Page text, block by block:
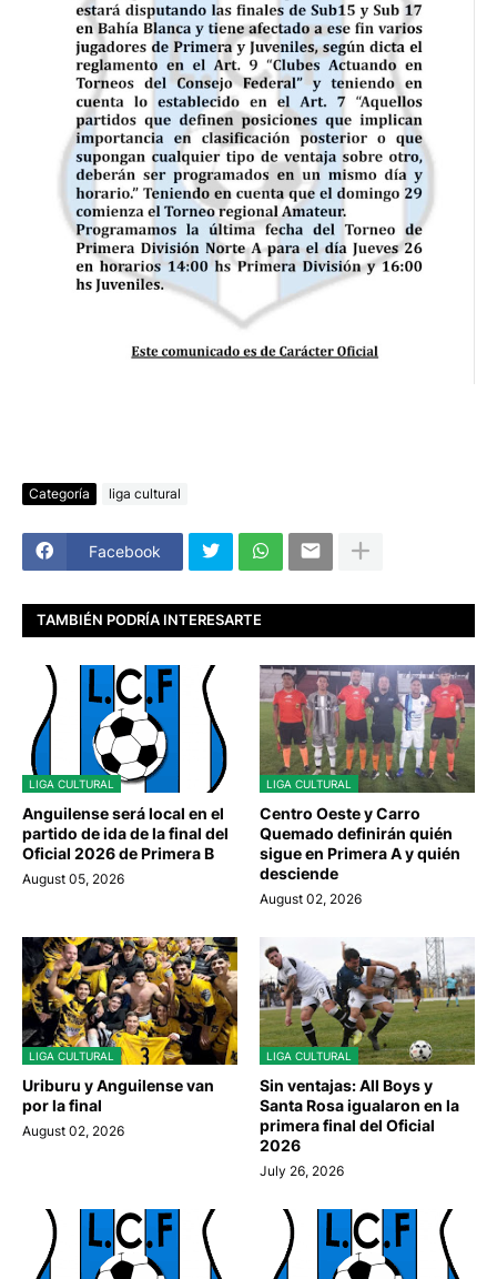
Categoría liga cultural
Facebook
TAMBIÉN PODRÍA INTERESARTE
LIGA CULTURAL
Anguilense será local en el
partido de ida de la final del
Oficial 2026 de Primera B
August 05, 2026
LIGA CULTURAL
Centro Oeste y Carro
Quemado definirán quién
sigue en Primera A y quién
desciende
August 02, 2026
LIGA CULTURAL
Uriburu y Anguilense van
por la final
August 02, 2026
LIGA CULTURAL
Sin ventajas: All Boys y
Santa Rosa igualaron en la
primera final del Oficial
2026
July 26, 2026